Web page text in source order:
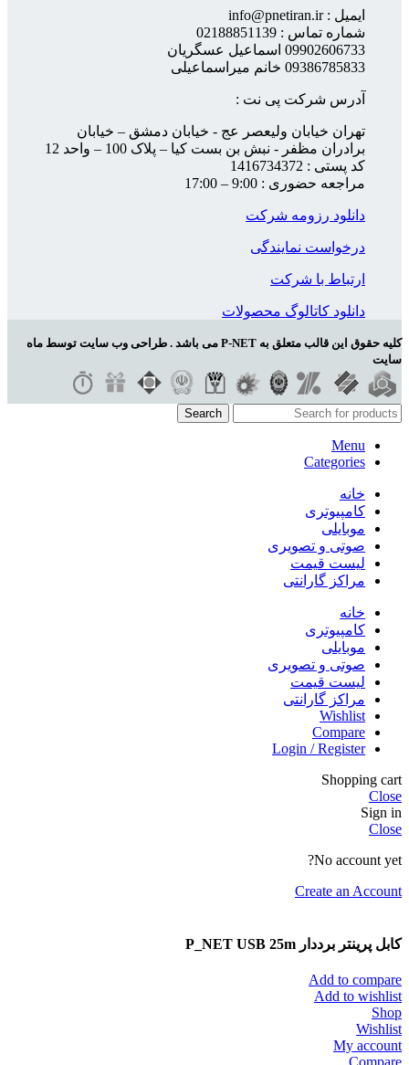
ایمیل : info@pnetiran.ir
شماره تماس : 02188851139
09902606733 اسماعیل عسگریان
09386785833 خانم میراسماعیلی
آدرس شرکت پی نت :
تهران خیابان ولیعصر عج - خیابان دمشق – خیابان
برادران مظفر - نبش بن بست کیا – پلاک 100 – واحد 12
کد پستی : 1416734372
مراجعه حضوری : 9:00 – 17:00
دانلود رزومه شرکت
درخواست نمایندگی
ارتباط با شرکت
دانلود کاتالوگ محصولات
کلیه حقوق این قالب متعلق به P-NET می باشد . طراحی وب سایت توسط ماه
سایت
Search
Menu
Categories
خانه
کامپیوتری
موبایلی
صوتی و تصویری
لیست قیمت
مراکز گارانتی
خانه
کامپیوتری
موبایلی
صوتی و تصویری
لیست قیمت
مراکز گارانتی
Wishlist
Compare
Login / Register
Shopping cart
Close
Sign in
Close
No account yet?
Create an Account
کابل پرینتر برددار P_NET USB 25m
Add to compare
Add to wishlist
Shop
Wishlist
My account